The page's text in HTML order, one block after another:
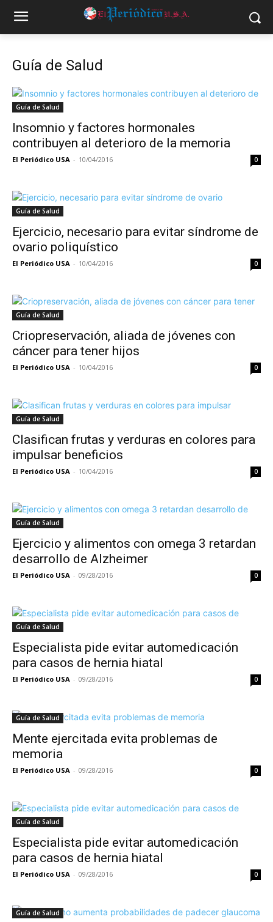
Guía de Salud
Guía de Salud
Insomnio y factores hormonales
contribuyen al deterioro de la memoria
El Periódico USA - 10/04/2016 0
Guía de Salud
Ejercicio, necesario para evitar síndrome de
ovario poliquístico
El Periódico USA - 10/04/2016 0
Guía de Salud
Criopreservación, aliada de jóvenes con
cáncer para tener hijos
El Periódico USA - 10/04/2016 0
Guía de Salud
Clasifican frutas y verduras en colores para
impulsar beneficios
El Periódico USA - 10/04/2016 0
Guía de Salud
Ejercicio y alimentos con omega 3 retardan
desarrollo de Alzheimer
El Periódico USA - 09/28/2016 0
Guía de Salud
Especialista pide evitar automedicación
para casos de hernia hiatal
El Periódico USA - 09/28/2016 0
Guía de Salud
Mente ejercitada evita problemas de
memoria
El Periódico USA - 09/28/2016 0
Guía de Salud
Especialista pide evitar automedicación
para casos de hernia hiatal
El Periódico USA - 09/28/2016 0
Guía de Salud